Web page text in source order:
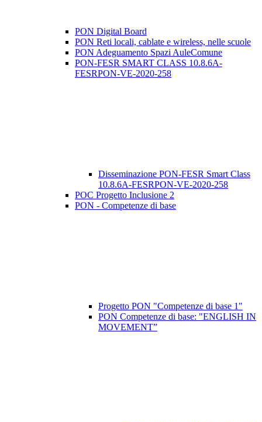
PON Digital Board
PON Reti locali, cablate e wireless, nelle scuole
PON Adeguamento Spazi AuleComune
PON-FESR SMART CLASS 10.8.6A-
FESRPON-VE-2020-258
Disseminazione PON-FESR Smart Class
10.8.6A-FESRPON-VE-2020-258
POC Progetto Inclusione 2
PON - Competenze di base
Progetto PON "Competenze di base 1"
PON Competenze di base: "ENGLISH IN
MOVEMENT”